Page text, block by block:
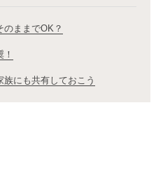
のままでOK？
にも共有しておこう